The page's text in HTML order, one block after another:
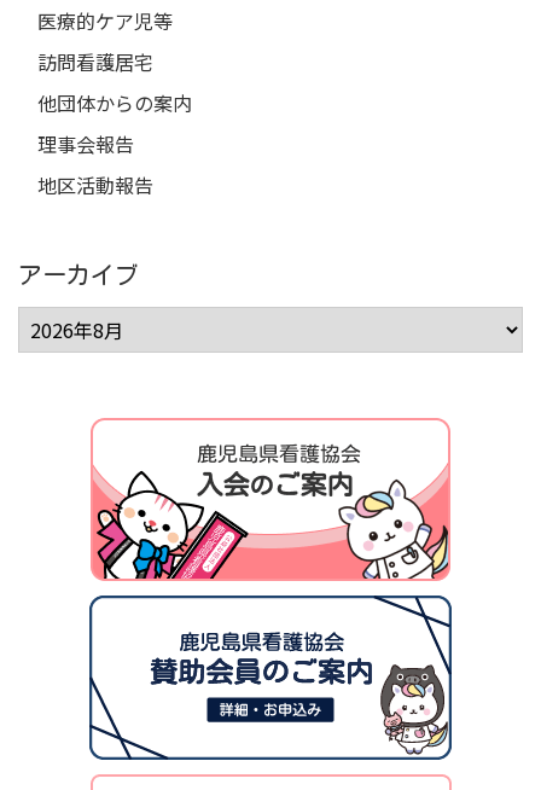
医療的ケア児等
訪問看護居宅
他団体からの案内
理事会報告
地区活動報告
アーカイブ